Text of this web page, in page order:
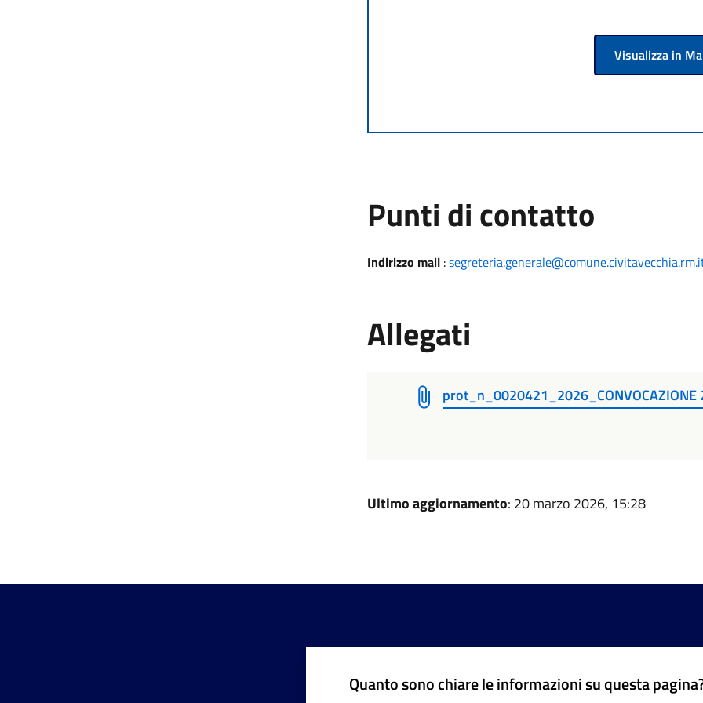
Visualizza in
Punti di contatto
Indirizzo mail:
Allegati
prot_n_0020421_2026_CONVOCAZIONE
Ultimo aggiornamento: 20 marzo 2026, 15:28
Quanto sono chiare le informazioni su questa